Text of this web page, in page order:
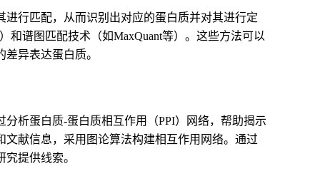
行匹配，从而识别出对应的蛋白质并对其进行定
和谱图匹配技术（如MaxQuant等）。这些方法可以
异表达蛋白质。
析蛋白质-蛋白质相互作用（PPI）网络，帮助揭示
献信息，采用图论算法构建相互作用网络。通过
提供线索。